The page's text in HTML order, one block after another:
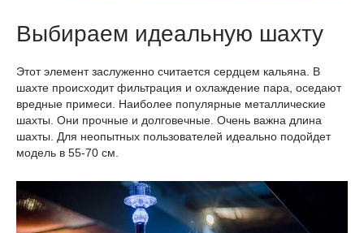
Выбираем идеальную шахту
Этот элемент заслуженно считается сердцем кальяна. В
шахте происходит фильтрация и охлаждение пара, оседают
вредные примеси. Наиболее популярные металлические
шахты. Они прочные и долговечные. Очень важна длина
шахты. Для неопытных пользователей идеально подойдет
модель в 55-70 см.